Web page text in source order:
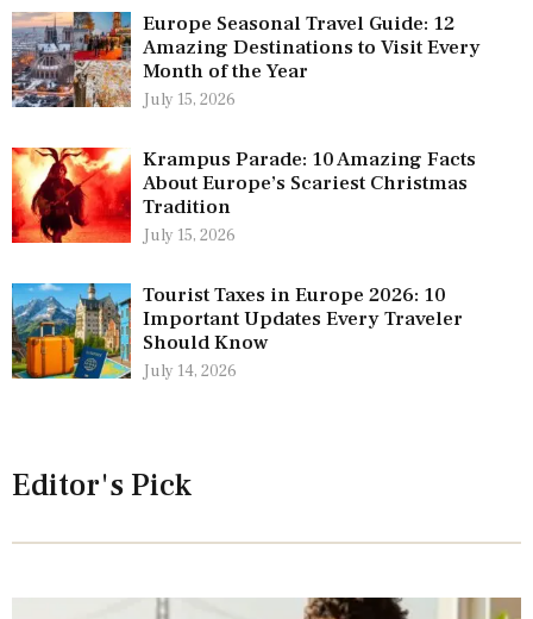
Europe Seasonal Travel Guide: 12
Amazing Destinations to Visit Every
Month of the Year
July 15, 2026
Krampus Parade: 10 Amazing Facts
About Europe’s Scariest Christmas
Tradition
July 15, 2026
Tourist Taxes in Europe 2026: 10
Important Updates Every Traveler
Should Know
July 14, 2026
Editor's Pick